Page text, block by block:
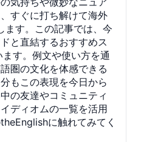
すぐに打ち解けて海外
ます。この記事では、今
と直結するおすすめス
す。例文や使い方を通
圏の文化を体感できる
もこの表現を今日から
の友達やコミュニティ
ディオムの一覧を活用
に触れてみてく